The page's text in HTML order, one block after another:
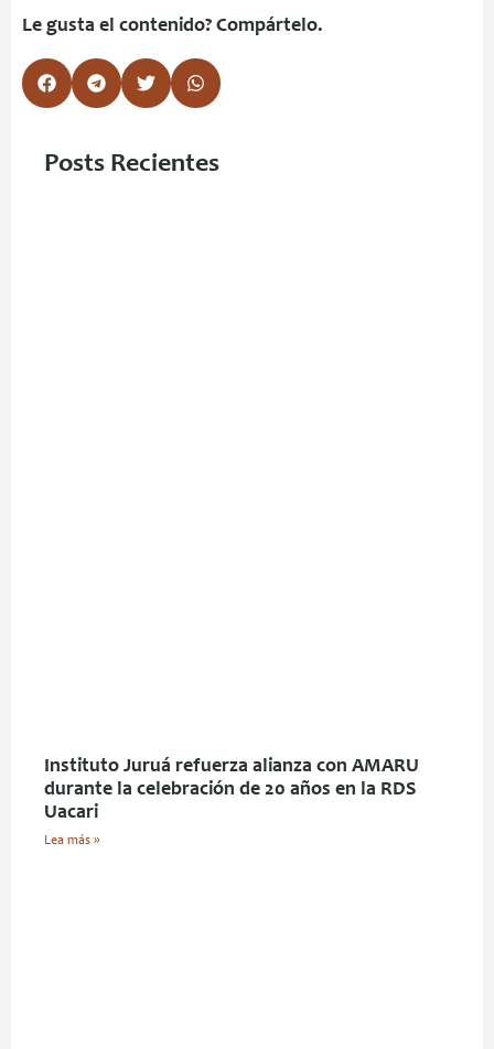
Le gusta el contenido? Compártelo.
Posts Recientes
Instituto Juruá refuerza alianza con AMARU
durante la celebración de 20 años en la RDS
Uacari
Lea más »